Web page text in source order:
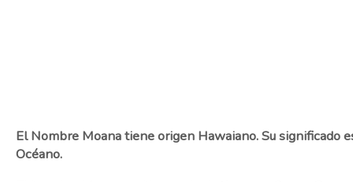
El Nombre Moana tiene origen Hawaiano. Su significado
Océano.